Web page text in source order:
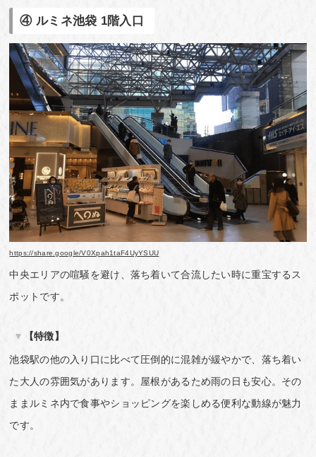
④ ルミネ池袋 1階入口
https://share.google/V0Xpah1taF4UyYSUU
中央エリアの喧騒を避け、落ち着いて合流したい時に重宝するス
ポットです。
【特徴】
池袋駅の他の入り口に比べて圧倒的に混雑が緩やかで、落ち着い
た大人の雰囲気があります。屋根があるため雨の日も安心。その
ままルミネ内で食事やショッピングを楽しめる便利な動線が魅力
です。